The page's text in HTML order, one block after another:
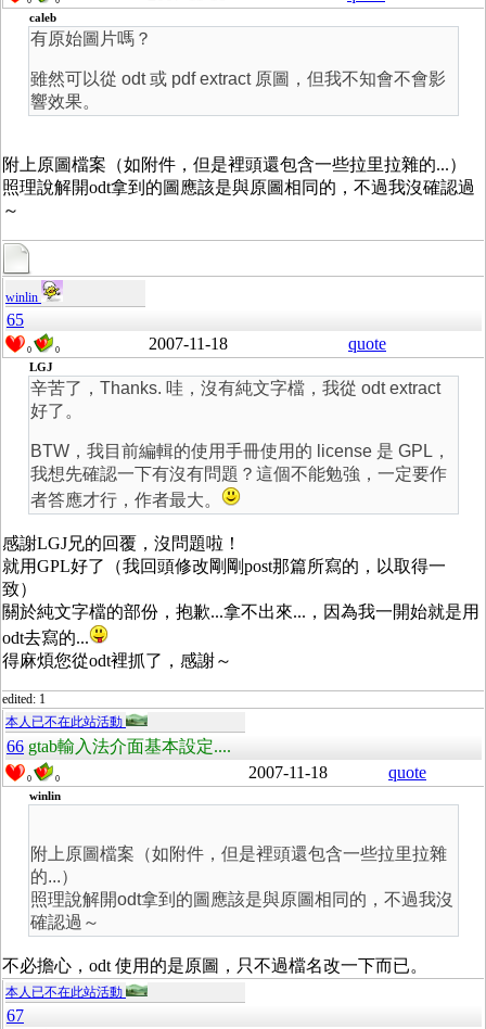
caleb
有原始圖片嗎？
雖然可以從 odt 或 pdf extract 原圖，但我不知會不會影
響效果。
附上原圖檔案（如附件，但是裡頭還包含一些拉里拉雜的...）
照理說解開odt拿到的圖應該是與原圖相同的，不過我沒確認過
～
winlin
65
0 0 2007-11-18 quote
LGJ
辛苦了，Thanks. 哇，沒有純文字檔，我從 odt extract
好了。
BTW，我目前編輯的使用手冊使用的 license 是 GPL，
我想先確認一下有沒有問題？這個不能勉強，一定要作
者答應才行，作者最大。
感謝LGJ兄的回覆，沒問題啦！
就用GPL好了（我回頭修改剛剛post那篇所寫的，以取得一
致）
關於純文字檔的部份，抱歉...拿不出來...，因為我一開始就是用
odt去寫的...
得麻煩您從odt裡抓了，感謝～
edited: 1
本人已不在此站活動
66 gtab輸入法介面基本設定....
0 0 2007-11-18 quote
winlin
附上原圖檔案（如附件，但是裡頭還包含一些拉里拉雜
的...）
照理說解開odt拿到的圖應該是與原圖相同的，不過我沒
確認過～
不必擔心，odt 使用的是原圖，只不過檔名改一下而已。
本人已不在此站活動
67